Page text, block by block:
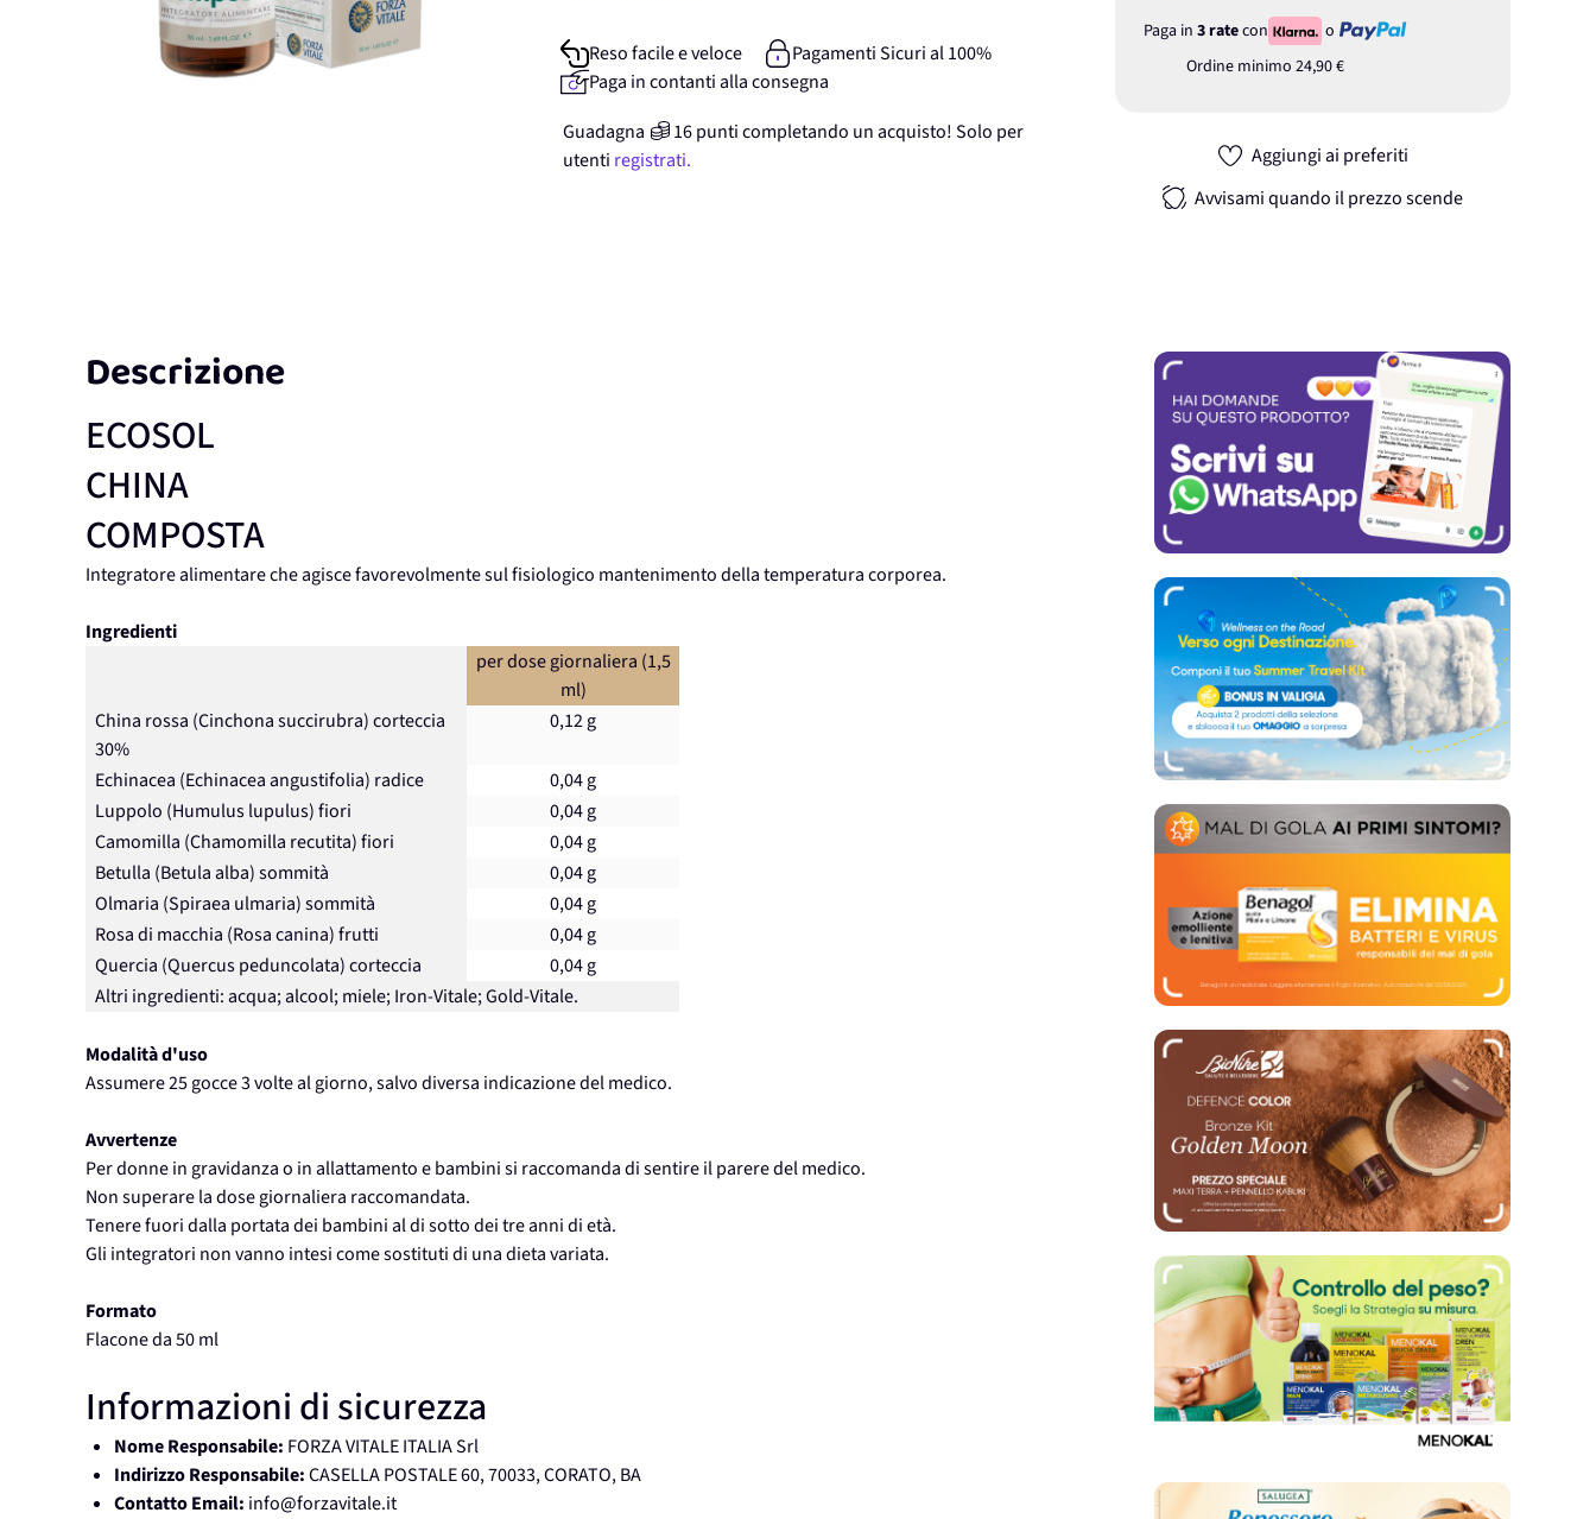
Paga in 3 ratecon
o
Ordine minimo 24,90 €
Aggiungi ai preferiti
Avvisami quando il prezzo scende
Reso facile e veloce
Pagamenti Sicuri al 100%
Paga in contanti alla consegna
Guadagna
16punticompletando un acquisto! Solo per
utenti registrati.
Descrizione
ECOSOL
CHINA
COMPOSTA
Integratore alimentare che agisce favorevolmente sul fisiologico mantenimento della temperatura corporea.
Ingredienti
per dose giornaliera (1,5
ml)
China rossa (Cinchona succirubra) corteccia
30%
0,12 g
Echinacea (Echinacea angustifolia) radice
0,04 g
Luppolo (Humulus lupulus) fiori
0,04 g
Camomilla (Chamomilla recutita) fiori
0,04 g
Betulla (Betula alba) sommità
0,04 g
Olmaria (Spiraea ulmaria) sommità
0,04 g
Rosa di macchia (Rosa canina) frutti
0,04 g
Quercia (Quercus peduncolata) corteccia
0,04 g
Altri ingredienti: acqua; alcool; miele; Iron-Vitale; Gold-Vitale.
Modalità d'uso
Assumere 25 gocce 3 volte al giorno, salvo diversa indicazione del medico.
Avvertenze
Per donne in gravidanza o in allattamento e bambini si raccomanda di sentire il parere del medico.
Non superare la dose giornaliera raccomandata.
Tenere fuori dalla portata dei bambini al di sotto dei tre anni di età.
Gli integratori non vanno intesi come sostituti di una dieta variata.
Formato
Flacone da 50 ml
Informazioni di sicurezza
Nome Responsabile: FORZA VITALE ITALIA Srl
Indirizzo Responsabile:CASELLA POSTALE 60, 70033, CORATO, BA
Contatto Email: info@forzavitale.it